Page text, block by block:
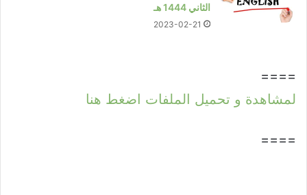
الثاني 1444 هـ
2023-02-21
====
لمشاهدة و تحميل الملفات اضغط هنا
====